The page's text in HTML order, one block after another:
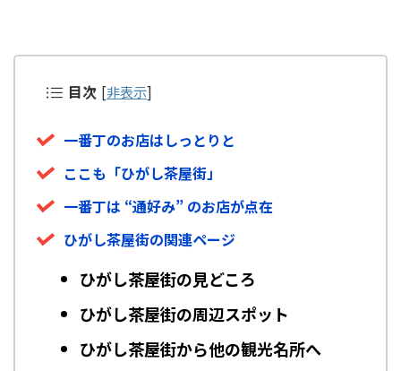
目次 [非表示]
一番丁のお店はしっとりと
ここも「ひがし茶屋街」
一番丁は “通好み” のお店が点在
ひがし茶屋街の関連ページ
ひがし茶屋街の見どころ
ひがし茶屋街の周辺スポット
ひがし茶屋街から他の観光名所へ